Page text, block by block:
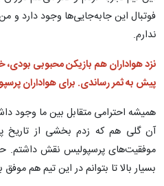
فوتبال این جابه‌جایی‌ها وجود دارد و
ندارم.
پیش به ثمر رساندی. برای هواداران
همیشه احترامی متقابل بین ما وجود
آن گلی هم که زدم بخشی از
موفقیت‌های پرسپولیس نقش داشتم.
بسیار بالا تا بتوانم در این تیم هم موفق